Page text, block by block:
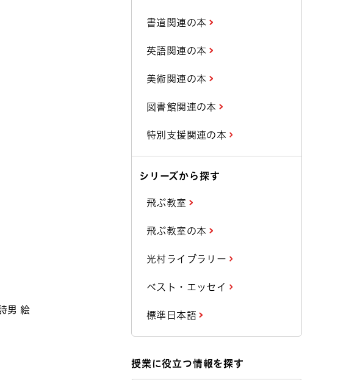
男 絵
書道関連の本
英語関連の本
美術関連の本
図書館関連の本
特別支援関連の本
シリーズから探す
飛ぶ教室
飛ぶ教室の本
光村ライブラリー
ベスト・エッセイ
標準日本語
授業に役立つ情報を探す